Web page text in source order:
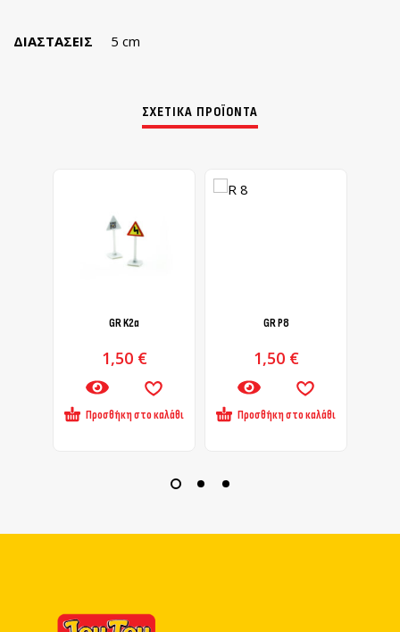
ΔΙΑΣΤΆΣΕΙΣ 5 cm
ΣΧΕΤΙΚΆ ΠΡΟΪΌΝΤΑ
GR K2α
1,50 €
Προσθήκη στο καλάθι
GR Ρ8
1,50 €
Προσθήκη στο καλάθι